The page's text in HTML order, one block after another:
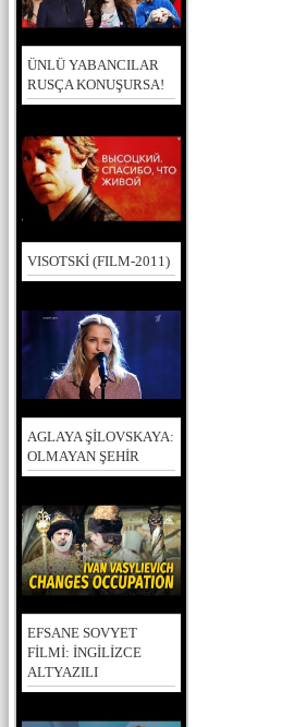
ÜNLÜ YABANCILAR
RUSÇA KONUŞURSA!
VISOTSKİ (FILM-2011)
AGLAYA ŞİLOVSKAYA:
OLMAYAN ŞEHİR
EFSANE SOVYET
FİLMİ: İNGİLİZCE
ALTYAZILI